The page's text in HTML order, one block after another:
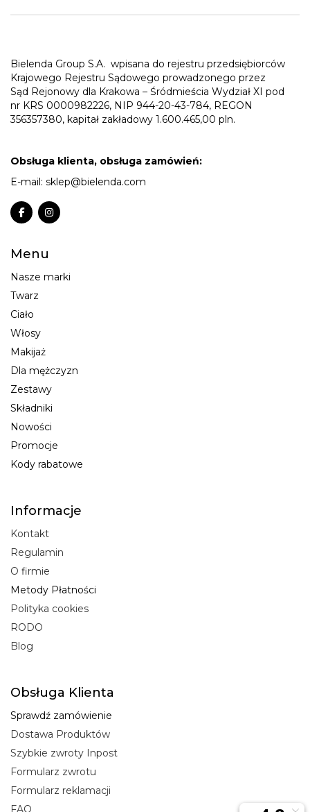
Bielenda Group S.A. wpisana do rejestru przedsiębiorców
Krajowego Rejestru Sądowego prowadzonego przez
Sąd Rejonowy dla Krakowa – Śródmieścia Wydział XI pod
nr KRS 0000982226, NIP 944-20-43-784, REGON
356357380, kapitał zakładowy 1.600.465,00 pln.
Obsługa klienta, obsługa zamówień:
E-mail: sklep@bielenda.com
Menu
Nasze marki
Twarz
Ciało
Włosy
Makijaż
Dla mężczyzn
Zestawy
Składniki
Nowości
Promocje
Kody rabatowe
Informacje
Kontakt
Regulamin
O firmie
Metody Płatności
Polityka cookies
RODO
Blog
Obsługa Klienta
Sprawdź zamówienie
Dostawa Produktów
Szybkie zwroty Inpost
Formularz zwrotu
Formularz reklamacji
FAQ